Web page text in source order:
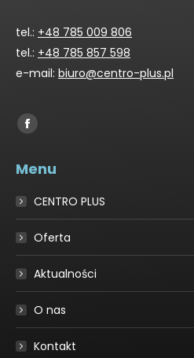
tel.: +48 785 009 806
tel.: +48 785 857 598
e-mail: biuro@centro-plus.pl
Find us on:
Facebook
opens
in
window
Menu
CENTRO PLUS
Oferta
Aktualności
O nas
Kontakt